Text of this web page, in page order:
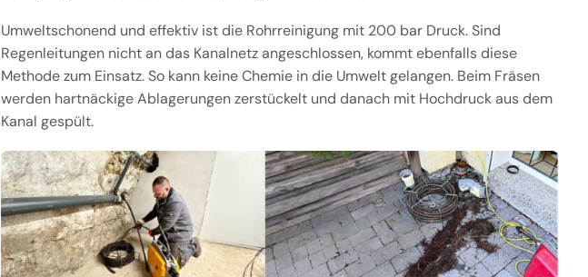
Umweltschonend und effektiv ist die Rohrreinigung mit 200 bar Druck. Sind
Regenleitungen nicht an das Kanalnetz angeschlossen, kommt ebenfalls diese
Methode zum Einsatz. So kann keine Chemie in die Umwelt gelangen. Beim Fräsen
werden hartnäckige Ablagerungen zerstückelt und danach mit Hochdruck aus dem
Kanal gespült.